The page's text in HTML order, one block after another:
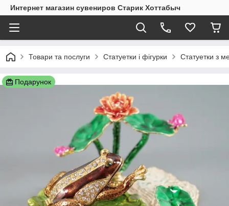
Интернет магазин сувениров Старик Хоттабыч
Товари та послуги Статуетки і фігурки Статуетки з
Подарунок